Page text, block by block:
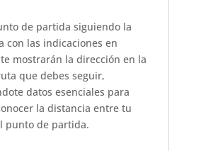
de partida siguiendo la
con las indicaciones en
mostrarán la dirección en la
que debes seguir,
datos esenciales para
la distancia entre tu
punto de partida.